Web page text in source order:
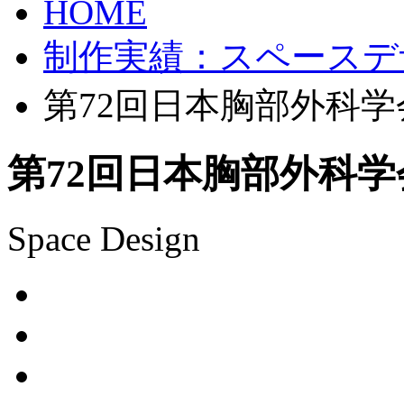
HOME
制作実績：スペース
第72回日本胸部外科
第72回日本胸部外科
Space Design